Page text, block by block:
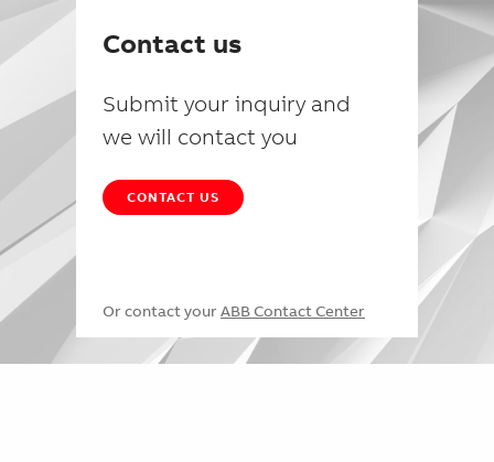
Contact us
Submit your inquiry and
we will contact you
CONTACT US
Or contact your ABB Contact Center